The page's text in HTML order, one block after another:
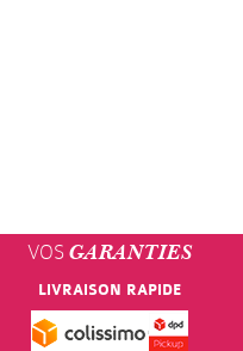
VOS GARANTIES
LIVRAISON RAPIDE